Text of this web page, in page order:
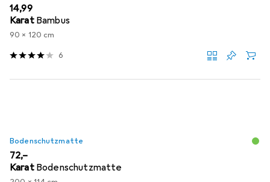
EUR
14,99
Karat Bambus
90 x 120 cm
6
Bodenschutzmatte
EUR
72,–
Karat Bodenschutzmatte